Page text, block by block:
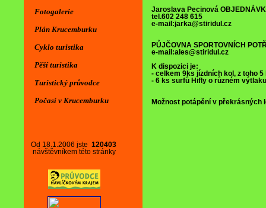
Jaroslava Pecinová
tel.602 248 615
e-mail:jarka@stiridul.cz
PŮJČOVNA SPORTOVNÍCH
e-mail:ales@stiridul.cz
K dispozici je:
- celkem 9ks jízdních kol, z toho
- 6 ks surfů Hifly o různém
Možnost potápění v překrásných
Od 18.1.2006 jste 120403
návštěvníkem této stránky
Fotogalerie
Plán Krucemburku
Cyklo turistika
Pěší turistika
Turistický průvodce
Počasí v Krucemburku